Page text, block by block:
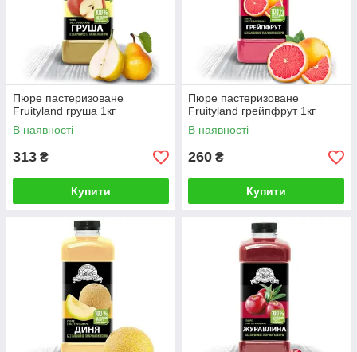
Пюре пастеризоване
Fruityland груша 1кг
В наявності
313 ₴
Купити
Пюре пастеризоване
Fruityland грейпфрут 1кг
В наявності
260 ₴
Купити